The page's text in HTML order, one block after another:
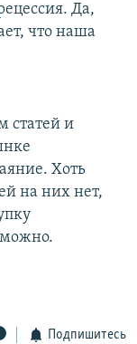
Да,
что наша
статей и
Хоть
на них нет,
Подпишитесь